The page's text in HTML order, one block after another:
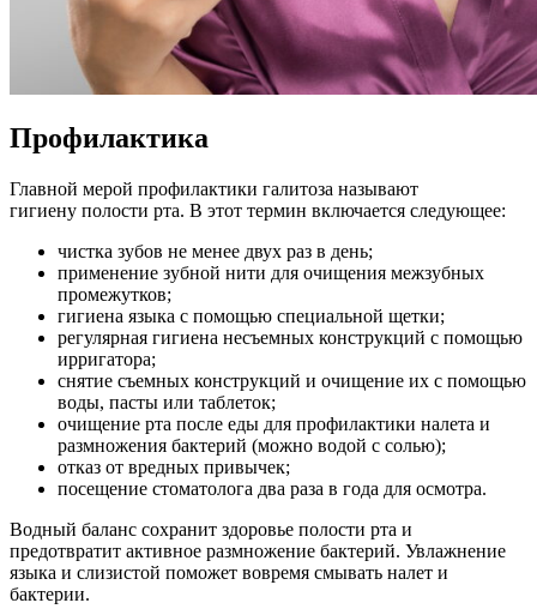
Профилактика
Главной мерой профилактики галитоза называют
гигиену полости рта. В этот термин включается следующее:
чистка зубов не менее двух раз в день;
применение зубной нити для очищения межзубных
промежутков;
гигиена языка с помощью специальной щетки;
регулярная гигиена несъемных конструкций с помощью
ирригатора;
снятие съемных конструкций и очищение их с помощью
воды, пасты или таблеток;
очищение рта после еды для профилактики налета и
размножения бактерий (можно водой с солью);
отказ от вредных привычек;
посещение стоматолога два раза в года для осмотра.
Водный баланс сохранит здоровье полости рта и
предотвратит активное размножение бактерий. Увлажнение
языка и слизистой поможет вовремя смывать налет и
бактерии.